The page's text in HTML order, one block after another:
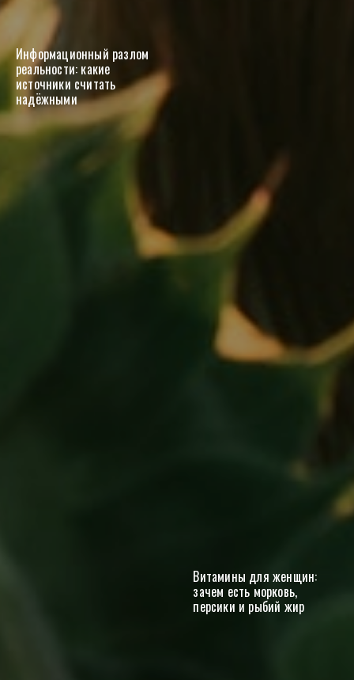
Информационный разлом
реальности: какие
источники считать
надёжными
Витамины для женщин:
зачем есть морковь,
персики и рыбий жир